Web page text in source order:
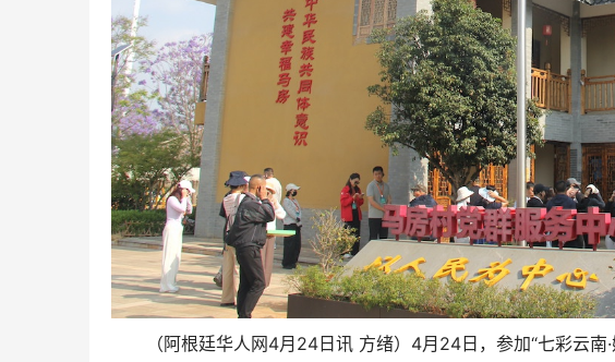
（阿根廷华人网4月24日讯 方绪）4月24日，参加“七彩云